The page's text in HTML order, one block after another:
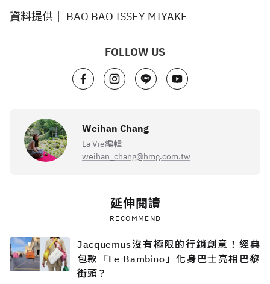
資料提供｜ BAO BAO ISSEY MIYAKE
FOLLOW US
Weihan Chang
La Vie編輯
weihan_chang@hmg.com.tw
延伸閱讀
RECOMMEND
Jacquemus沒有極限的行銷創意！經典
包款「Le Bambino」化身巴士亮相巴黎
街頭？